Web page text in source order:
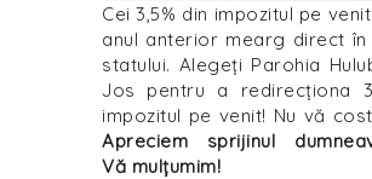
Cei 3,5% din impozitul pe
anul anterior mearg direct
statului. Alegeți Parohia
Jos pentru a redirecționa
impozitul pe venit! Nu vă
Apreciem sprijinul
Vă mulțumim!